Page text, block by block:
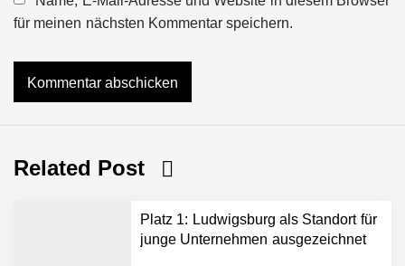
für meinen nächsten Kommentar speichern.
Related Post
Platz 1: Ludwigsburg als Standort für
junge Unternehmen ausgezeichnet